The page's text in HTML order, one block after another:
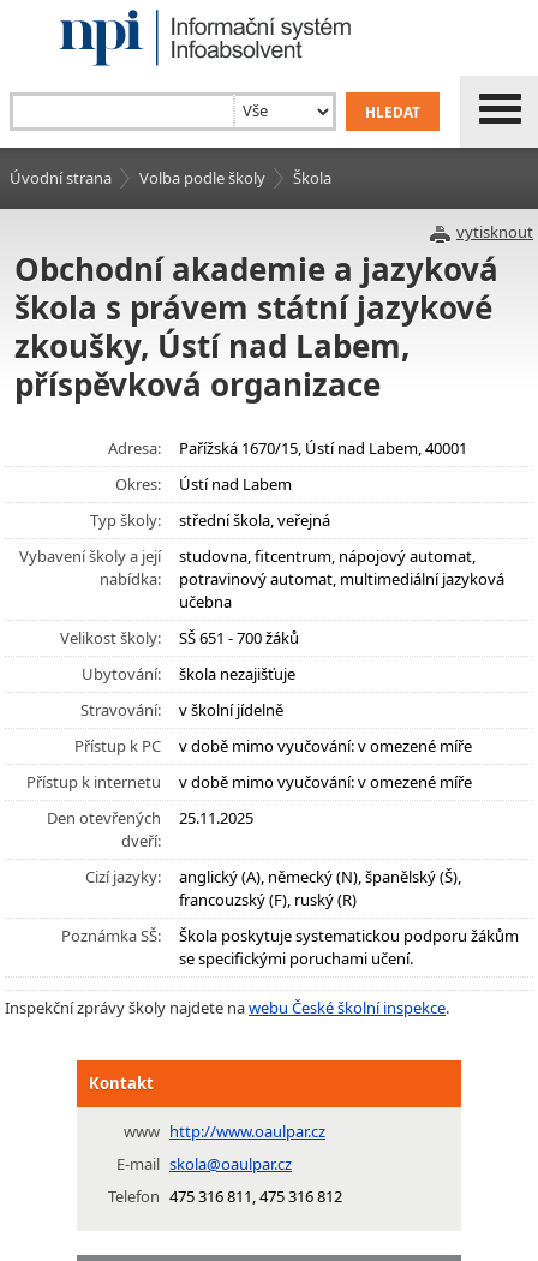
Úvodní strana Volba podle školy Škola
vytisknout
Obchodní akademie a jazyková
škola s právem státní jazykové
zkoušky, Ústí nad Labem,
příspěvková organizace
Adresa:
Pařížská 1670/15, Ústí nad Labem, 40001
Okres:
Ústí nad Labem
Typ školy:
střední škola, veřejná
Vybavení školy a její
nabídka:
studovna, fitcentrum, nápojový automat,
potravinový automat, multimediální jazyková
učebna
Velikost školy:
SŠ 651 - 700 žáků
Ubytování:
škola nezajišťuje
Stravování:
v školní jídelně
Přístup k PC
v době mimo vyučování: v omezené míře
Přístup k internetu
v době mimo vyučování: v omezené míře
Den otevřených
dveří:
25.11.2025
Cizí jazyky:
anglický (A), německý (N), španělský (Š),
francouzský (F), ruský (R)
Poznámka SŠ:
Škola poskytuje systematickou podporu žákům
se specifickými poruchami učení.
Inspekční zprávy školy najdete nawebu České školní inspekce.
Kontakt
www http://www.oaulpar.cz
E-mail skola@oaulpar.cz
Telefon 475 316 811, 475 316 812